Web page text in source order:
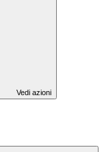
Vedi azioni